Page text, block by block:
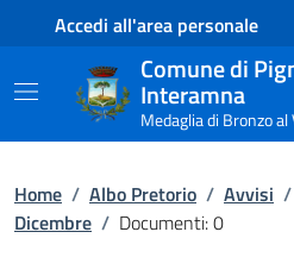
Contenuto principale
Piede di paginaAccedi all'area personale
Comune di
Interamna
Medaglia di Bronzo al
Home / Albo Pretorio / Avvisi /
Dicembre / Documenti: 0